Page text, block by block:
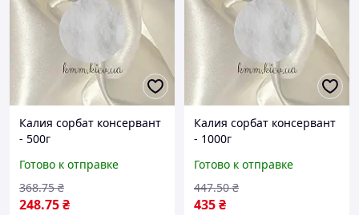
Калия сорбат консервант
- 500г
Готово к отправке
248.75₴
368.75 ₴
Калия сорбат консервант
- 1000г
Готово к отправке
435₴
447.50 ₴